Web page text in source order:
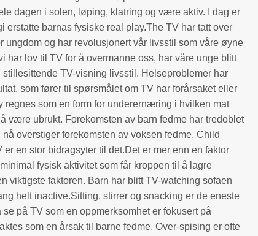
dagen i solen, løping, klatring og være aktiv. I dag er
erstatte barnas fysiske real play.The TV har tatt over
ungdom og har revolusjonert vår livsstil som våre øyne
har lov til TV for å overmanne oss, har våre unge blitt
stillesittende TV-visning livsstil. Helseproblemer har
som fører til spørsmålet om TV har forårsaket eller
regnes som en form for underernæring i hvilken mat
være ubrukt. Forekomsten av barn fedme har tredoblet
overstiger forekomsten av voksen fedme. Child
en stor bidragsyter til det.Det er mer enn en faktor
fysisk aktivitet som får kroppen til å lagre
viktigste faktoren. Barn har blitt TV-watching sofaen
helt inactive.Sitting, stirrer og snacking er de eneste
på TV som en oppmerksomhet er fokusert på
som en årsak til barne fedme. Over-spising er ofte